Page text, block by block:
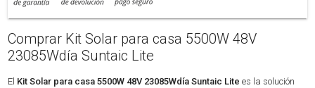
Comprar Kit Solar para casa 5500W 48V
23085Wdía Suntaic Lite
El Kit Solar para casa 5500W 48V 23085Wdía Suntaic Lite es la solución